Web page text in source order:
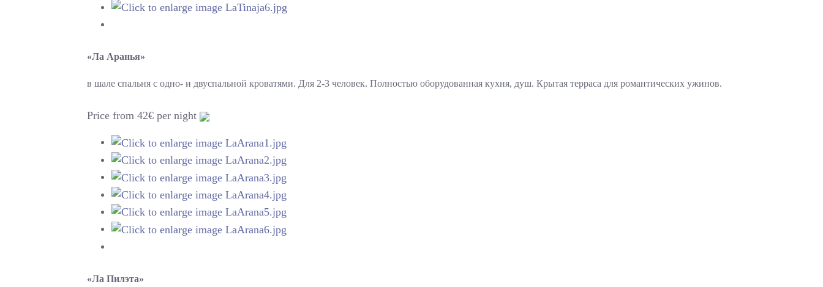
«Ла Аранья»
в шале спальня с одно- и двуспальной кроватями. Для 2-3 человек. Полностью оборудованная кухня, душ. Крытая терраса для романтических ужинов.
Price from 42€ per night
«Ла Пилэта»